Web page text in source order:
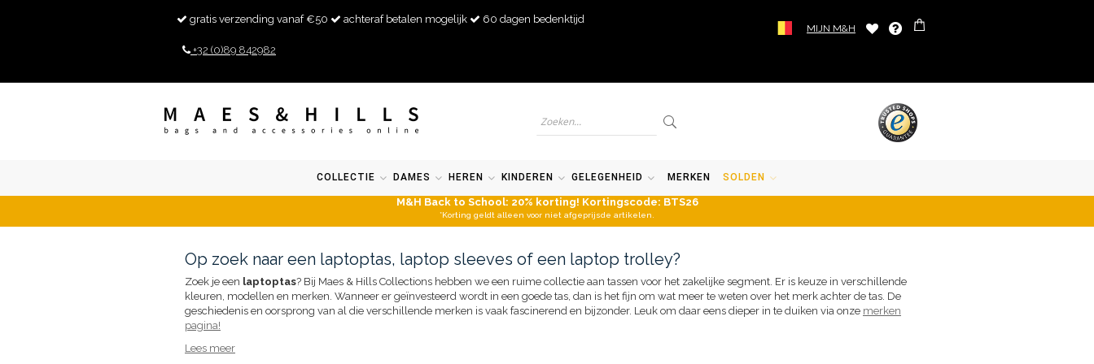
gratis verzending vanaf €50 achteraf betalen mogelijk 60 dagen bedenktijd
+32 (0)89 842982
MIJN M&H
COLLECTIE DAMES HEREN KINDEREN GELEGENHEID MERKEN SOLDEN
M&H Back to School: 20% korting! Kortingscode: BTS26
*Korting geldt alleen voor niet afgeprijsde artikelen.
Op zoek naar een laptoptas, laptop sleeves of een laptop trolley?
Zoek je een laptoptas? Bij Maes & Hills Collections hebben we een ruime collectie aan tassen voor het zakelijke segment. Er is keuze in verschillende
kleuren, modellen en merken. Wanneer er geïnvesteerd wordt in een goede tas, dan is het fijn om wat meer te weten over het merk achter de tas. De
geschiedenis en oorsprong van al die verschillende merken is vaak fascinerend en bijzonder. Leuk om daar eens dieper in te duiken via onze merken
pagina!
Lees meer